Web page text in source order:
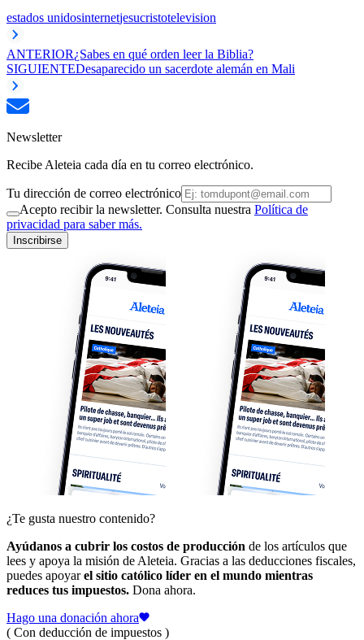
estados unidosinternetjesucristotelevision
ANTERIOR¿Sabes en qué orden leer la Biblia?
SIGUIENTEDesaparecido un sacerdote alemán en Mali
Newsletter
Recibe Aleteia cada día en tu correo electrónico.
Tu dirección de correo electrónico
Acepto recibir la newsletter. Consulta nuestra Política de
privacidad para saber más.
Inscribirse
¿Te gusta nuestro contenido?
Ayúdanos a cubrir los costos de producción de los artículos que
lees y apoya la misión de Aleteia. Gracias a las deducciones fiscales,
puedes apoyarel sitio católico líder en el mundo mientras
reduces tus impuestos. Dona ahora.
Hago una donación ahora
( Con deducción de impuestos )